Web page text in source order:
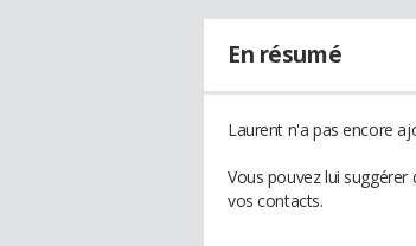
En résumé
Laurent n'a pas encore
Vous pouvez lui
vos contacts.